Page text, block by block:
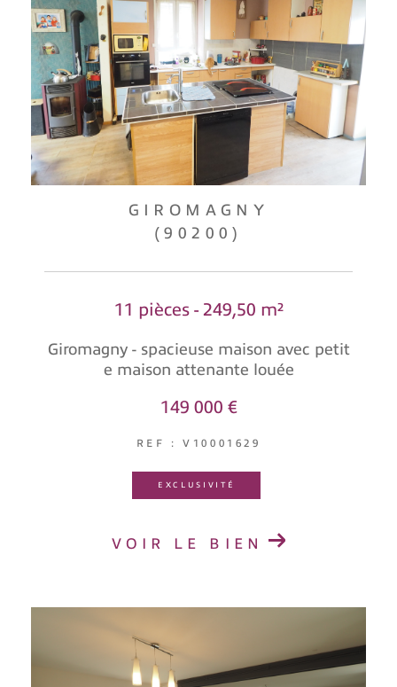
GIROMAGNY
(90200)
11 pièces - 249,50 m²
Giromagny - spacieuse maison avec petit
e maison attenante louée
149 000 €
REF : V10001629
EXCLUSIVITÉ
VOIR LE BIEN